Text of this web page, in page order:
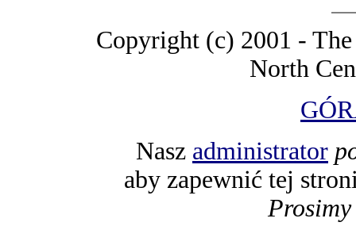
Copyright (c) 2001 -
North
Nasz administrator
aby zapewnić tej
Prosimy